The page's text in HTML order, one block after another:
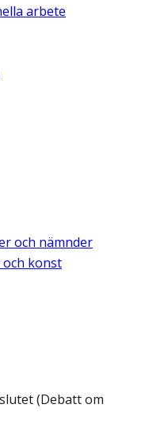
arbete
och nämnder
och konst
(Debatt om